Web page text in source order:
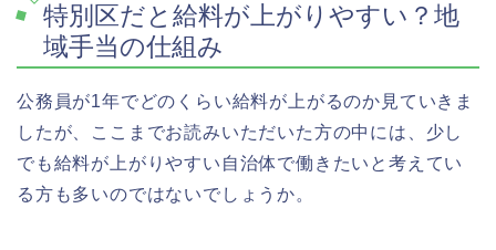
特別区だと給料が上がりやすい？地
域手当の仕組み
公務員が1年でどのくらい給料が上がるのか見ていきま
したが、ここまでお読みいただいた方の中には、少し
でも給料が上がりやすい自治体で働きたいと考えてい
る方も多いのではないでしょうか。